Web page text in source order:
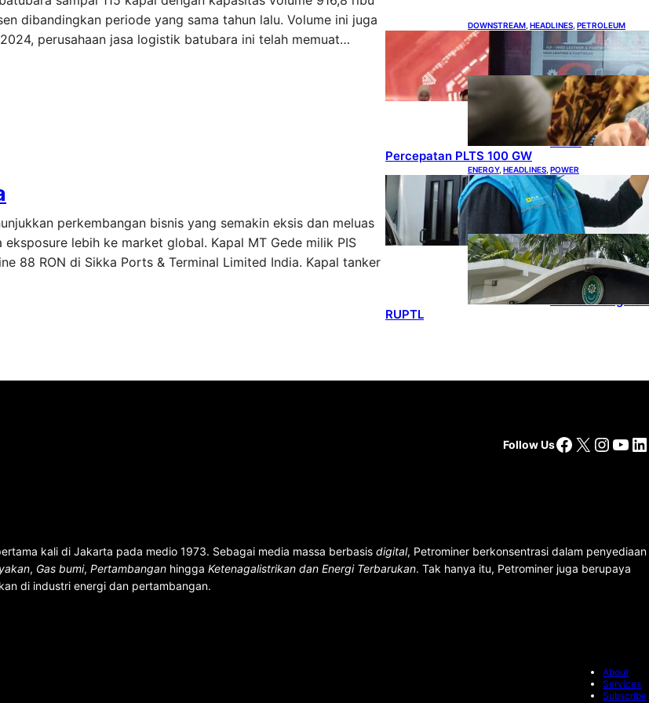
dibandingkan periode yang sama tahun lalu. Volume ini juga
perusahaan jasa logistik batubara ini telah memuat…
perkembangan bisnis yang semakin eksis dan meluas
lebih ke market global. Kapal MT Gede milik PIS
88 RON di Sikka Ports & Terminal Limited India. Kapal tanker
DOWNSTREAM HEADLINES PETROLEUM
Terbuka, Peluang Usaha bagi
IKM Alas Kaki Lokal
ENERGY, HEADLINES
RENEWABLE
IESR:
Kepemimpinan
Terpadu jadi
Kunci
Percepatan PLTS 100 GW
ENERGY, HEADLINES POWER
Ada 21.865 Pelanggan Baru
Gunakan Home Charging
Services PLN
ENERGY , HEADLINES
POWER
Koalisi Bersihkan
Indonesia Ajukan
Banding atas
Putusan Gugatan
RUPTL
Follow UsFacebook
X
kali di Jakarta pada medio 1973. Sebagai media massa berbasis digital, Petrominer berkonsentrasi dalam penyediaan
, Gas bumi, Pertambangan hingga Ketenagalistrikan dan Energi Terbarukan. Tak hanya itu, Petrominer juga berupaya
di industri energi dan pertambangan.
About
Services
Subscribe